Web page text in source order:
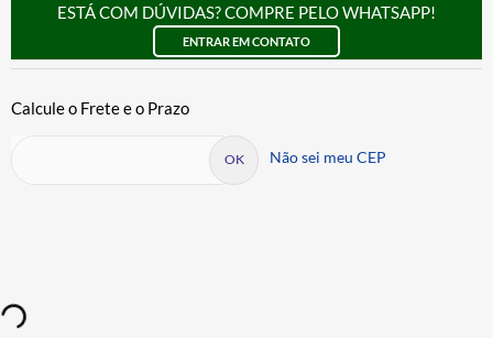
ESTÁ COM DÚVIDAS? COMPRE PELO WHATSAPP!
ENTRAR EM CONTATO
Não sei meu CEP